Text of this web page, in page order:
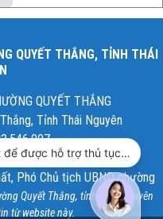
QUYẾT THẮNG, TỈNH THÁI
QUYẾT THẮNG
Tỉnh Thái Nguyên
Phó Chủ tịch UBND phường
Quyết Thắng, tỉnh Thái Nguyên
từ website này.
Chat để được hỗ trợ thủ tục hành chính công